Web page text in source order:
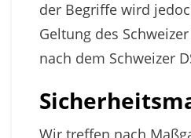
der Begriffe wird
Geltung des
nach dem Schweizer
Wir treffen nach